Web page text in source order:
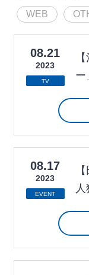
WEB
08.21
2023
TV
ー
08.17
2023
EVENT